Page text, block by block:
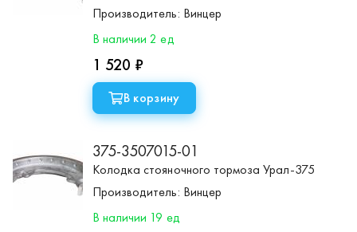
Производитель: Винцер
В наличии 2 ед
1 520 ₽
В корзину
375-3507015-01
Колодка стояночного тормоза Урал-375
Производитель: Винцер
В наличии 19 ед